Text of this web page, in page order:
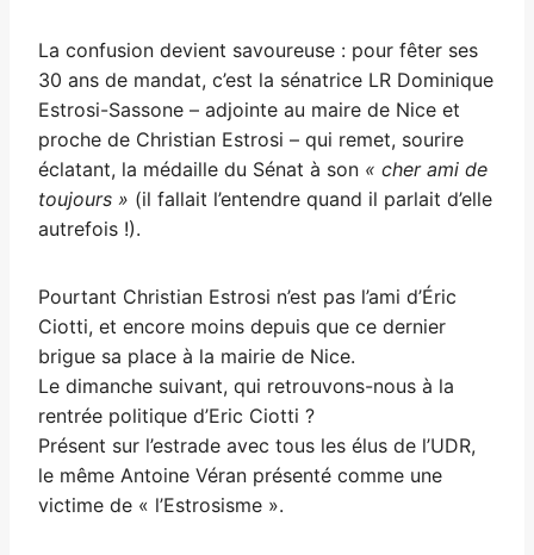
La confusion devient savoureuse : pour fêter ses
30 ans de mandat, c’est la sénatrice LR Dominique
Estrosi-Sassone – adjointe au maire de Nice et
proche de Christian Estrosi – qui remet, sourire
éclatant, la médaille du Sénat à son « cher ami de
toujours » (il fallait l’entendre quand il parlait d’elle
autrefois !).
Pourtant Christian Estrosi n’est pas l’ami d’Éric
Ciotti, et encore moins depuis que ce dernier
brigue sa place à la mairie de Nice.
Le dimanche suivant, qui retrouvons-nous à la
rentrée politique d’Eric Ciotti ?
Présent sur l’estrade avec tous les élus de l’UDR,
le même Antoine Véran présenté comme une
victime de « l’Estrosisme ».